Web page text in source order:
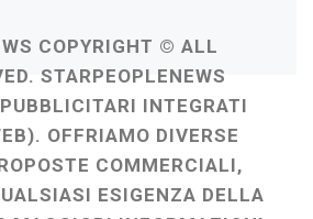
COPYRIGHT © ALL
STARPEOPLENEWS
INTEGRATI
OFFRIAMO DIVERSE
COMMERCIALI,
ESIGENZA DELLA